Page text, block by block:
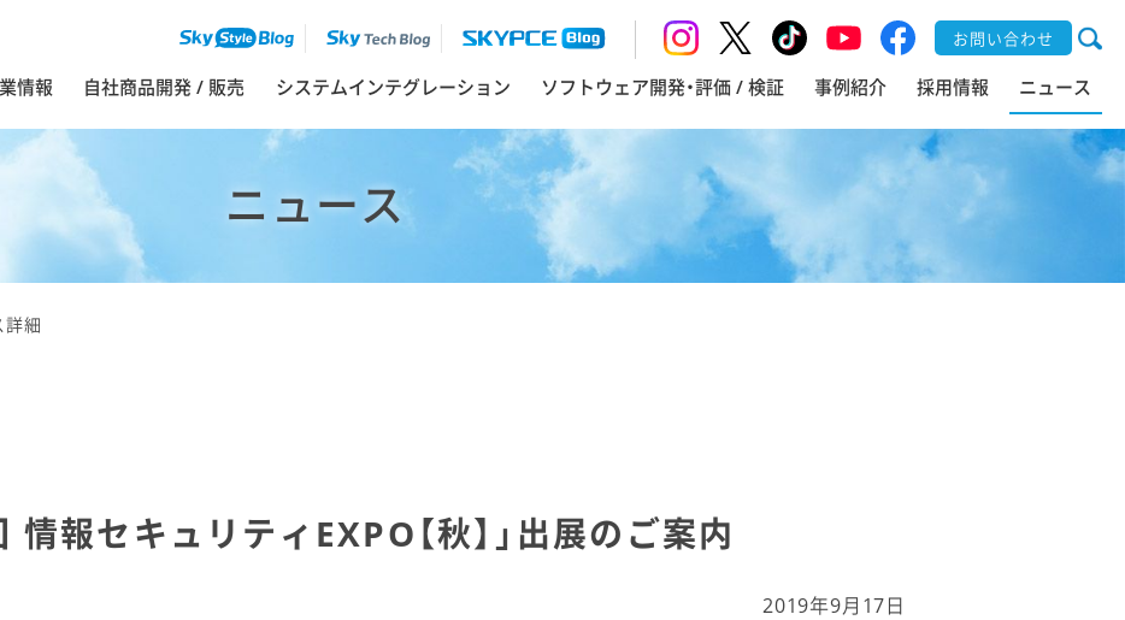
お問い合わせ
情報 自社商品開発 / 販売 システムインテグレーション ソフトウェア開発・評価 / 検証 事例紹介 採用情報 ニュース
ニュース
詳細
情報セキュリティEXPO【秋】」出展のご案内
2019年9月17日